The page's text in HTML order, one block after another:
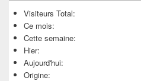
Visiteurs Total:
Ce mois:
Cette semaine:
Hier:
Aujourd'hui:
Origine: